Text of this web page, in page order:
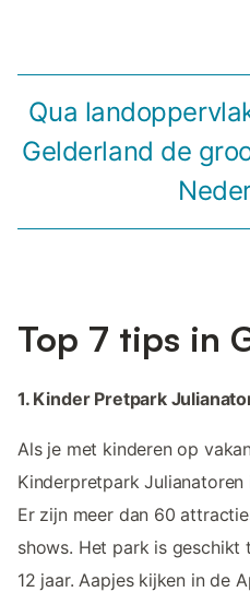
Qua
Gelderland de
Top 7 tips in
1. Kinder Pretpark
Als je met kinderen op
Kinderpretpark
Er zijn meer dan 60
shows. Het park is
12 jaar. Aapjes kijken in de